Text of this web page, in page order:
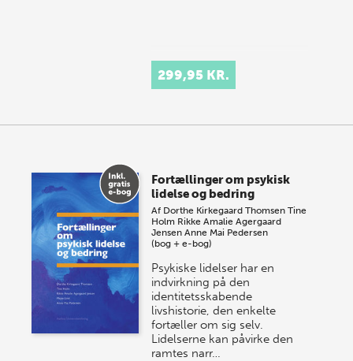
299,95 KR.
Fortællinger om psykisk
lidelse og bedring
Af Dorthe Kirkegaard Thomsen Tine
Holm Rikke Amalie Agergaard
Jensen Anne Mai Pedersen
(bog + e-bog)
Psykiske lidelser har en
indvirkning på den
identitetsskabende
livshistorie, den enkelte
fortæller om sig selv.
Lidelserne kan påvirke den
ramtes narr…